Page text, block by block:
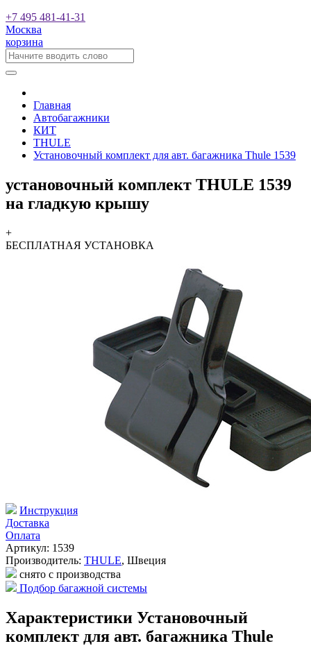
+7 495 481-41-31
Москва
корзина
Главная
Автобагажники
КИТ
THULE
Установочный комплект для авт. багажника Thule 1539
установочный комплект THULE 1539
на гладкую крышу
+
БЕСПЛАТНАЯ УСТАНОВКА
Инструкция
Доставка
Оплата
Артикул: 1539
Производитель: THULE, Швеция
снято с производства
Подбор багажной системы
Характеристики Установочный
комплект для авт. багажника Thule